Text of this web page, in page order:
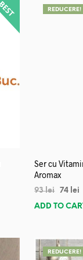
REDUCERE!
Ser cu
Aromax
93lei 74 lei
ADD TO
REDUCERE!